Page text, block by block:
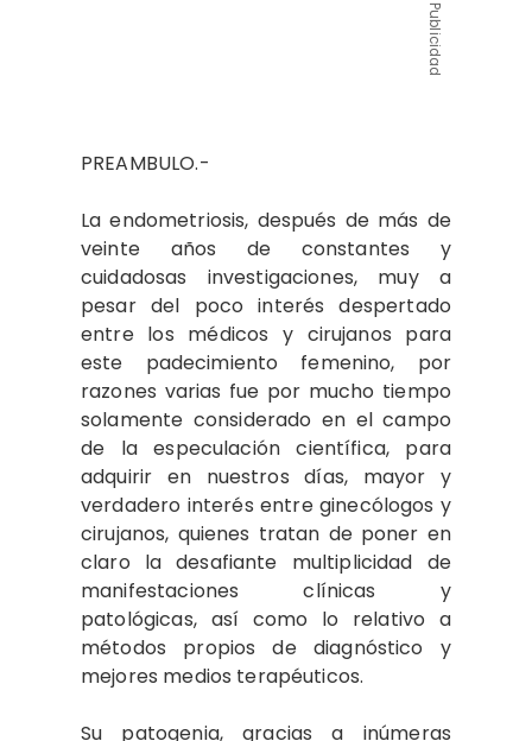
Publicidad
PREAMBULO.-
La endometriosis, después de más de
veinte años de constantes y
cuidadosas investigaciones, muy a
pesar del poco interés despertado
entre los médicos y cirujanos para
este padecimiento femenino, por
razones varias fue por mucho tiempo
solamente considerado en el campo
de la especulación científica, para
adquirir en nuestros días, mayor y
verdadero interés entre ginecólogos y
cirujanos, quienes tratan de poner en
claro la desafiante multiplicidad de
manifestaciones clínicas y
patológicas, así como lo relativo a
métodos propios de diagnóstico y
mejores medios terapéuticos.
Su patogenia, gracias a inúmeras